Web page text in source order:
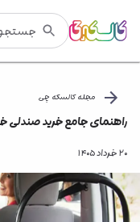
مجله کالسکه چی
راهنمای جامع خرید صندلی
۲۰ خرداد ۱۴۰۵